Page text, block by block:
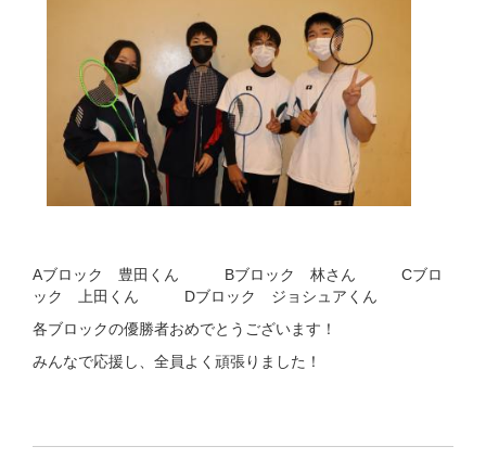
Aブロック 豊田くん Bブロック 林さん Cブロ
ック 上田くん Dブロック ジョシュアくん
各ブロックの優勝者おめでとうございます！
みんなで応援し、全員よく頑張りました！